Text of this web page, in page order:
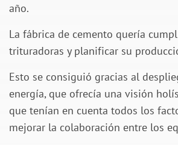
año.
La fábrica de cemento quería
trituradoras y planificar su
Esto se consiguió gracias al
energía, que ofrecía una visión
que tenían en cuenta todos los
mejorar la colaboración entre los